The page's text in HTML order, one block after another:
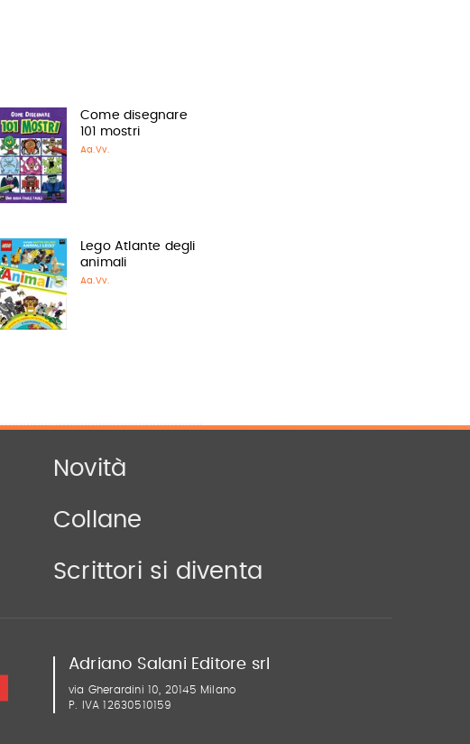
Come disegnare
101 mostri
Aa.Vv.
Lego Atlante degli
animali
Aa.Vv.
Novità
Collane
Scrittori si diventa
Adriano Salani Editore srl
via Gherardini 10, 20145 Milano
P. IVA 12630510159